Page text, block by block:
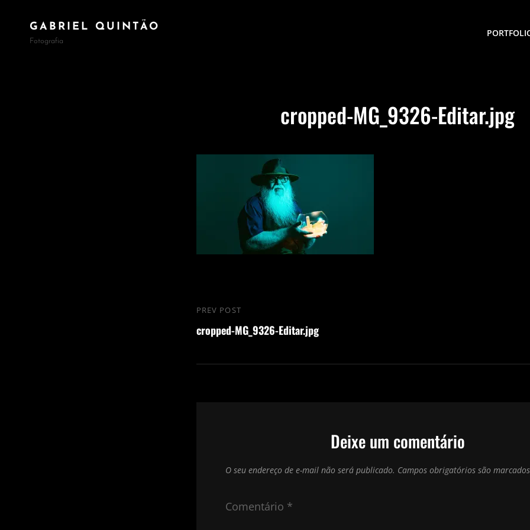
GABRIEL QUINTÃO
Fotografia
cropped-MG_9326-Editar.jpg
Navegação
de
Previous
Post
PREV POST
cropped-MG_9326-Editar.jpg
Deixe um comentário
O seu endereço de e-mail não será publicado. Campos obrigatórios são
Comentário *